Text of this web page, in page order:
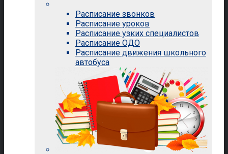
Расписание звонков
Расписание уроков
Расписание узких специалистов
Расписание ОДО
Расписание движения школьного
автобуса